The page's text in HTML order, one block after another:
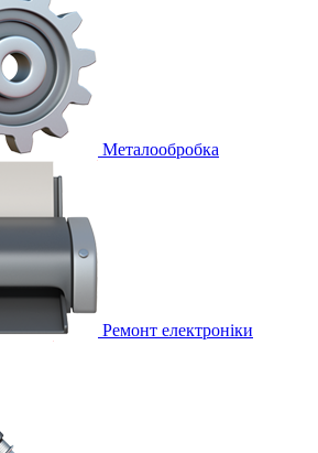
Металообробка
Ремонт електроніки